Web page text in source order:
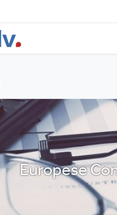
Europese